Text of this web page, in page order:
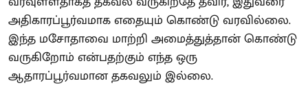
அதிகாரப்பூர்வமாக எதையும் கொண்டு வரவில்லை.
இந்த மசோதாவை மாற்றி அமைத்துத்தான் கொண்டு
வருகிறோம் என்பதற்கும் எந்த ஒரு
ஆதாரப்பூர்வமான தகவலும் இல்லை.